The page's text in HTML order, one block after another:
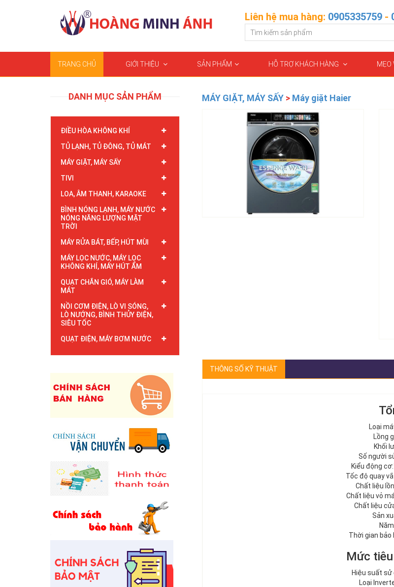
Liên hệ mua hàng: 0905335759 -
TRANG CHỦ GIỚI THIỆU SẢN PHẨM HỖ TRỢ KHÁCH HÀNG MẸO
DANH MỤC SẢN PHẨM
ĐIỀU HÒA KHÔNG KHÍ
TỦ LẠNH, TỦ ĐÔNG, TỦ MÁT
MÁY GIẶT, MÁY SẤY
TIVI
LOA, ÂM THANH, KARAOKE
BÌNH NÓNG LẠNH, MÁY NƯỚC
NÓNG NĂNG LƯỢNG MẶT
TRỜI
MÁY RỬA BÁT, BẾP, HÚT MÙI
MÁY LỌC NƯỚC, MÁY LỌC
KHÔNG KHÍ, MÁY HÚT ẨM
QUẠT CHẮN GIÓ, MÁY LÀM
MÁT
NỒI CƠM ĐIỆN, LÒ VI SÓNG,
LÒ NƯỚNG, BÌNH THỦY ĐIỆN,
SIÊU TỐC
QUẠT ĐIỆN, MÁY BƠM NƯỚC
MÁY GIẶT, MÁY SẤY> Máy giặt Haier
THÔNG SỐ KỸ THUẬT
Loại
Lồng
Khối
Số người
Kiểu động
Tốc độ quay
Chất liệu
Chất liệu vỏ
Chất liệu
Sản
Thời gian bảo
Mức
Hiệu suất sử
Loại